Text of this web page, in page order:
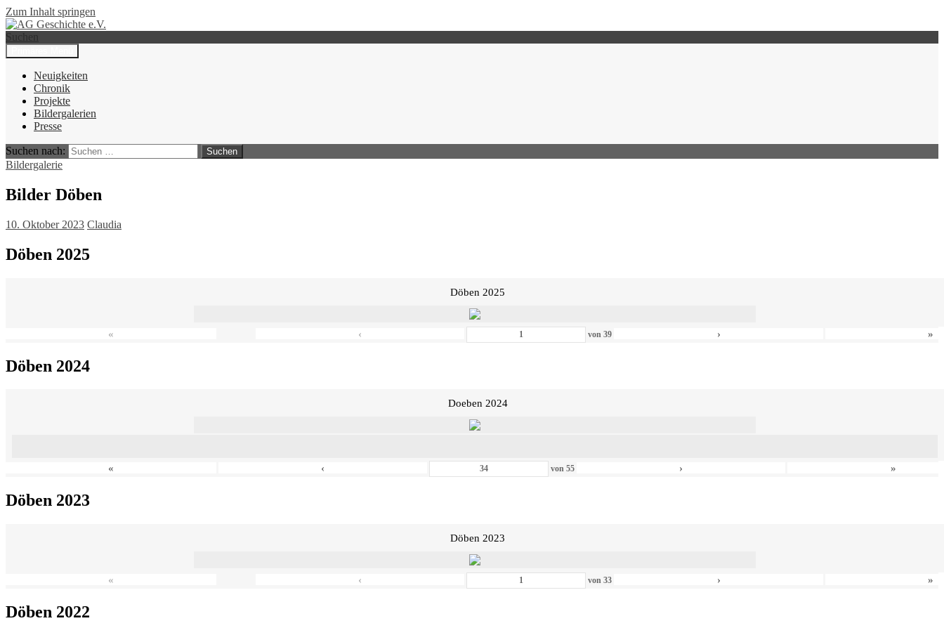
Zum Inhalt springen
AG Geschichte e.V.
Suchen
Neuigkeiten
Chronik
Projekte
Bildergalerien
Presse
Suchen nach:
Bildergalerie
Bilder Döben
10. Oktober 2023 Claudia
Döben 2025
Döben 2025
« ‹ von39 › »
Döben 2024
Doeben 2024
« ‹ von55 › »
Döben 2023
Döben 2023
« ‹ von33 › »
Döben 2022